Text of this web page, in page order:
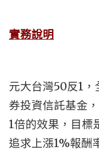
實務說明
元大台灣50反1
券投資信託基金
1倍的效果，目標
追求上漲1%報酬